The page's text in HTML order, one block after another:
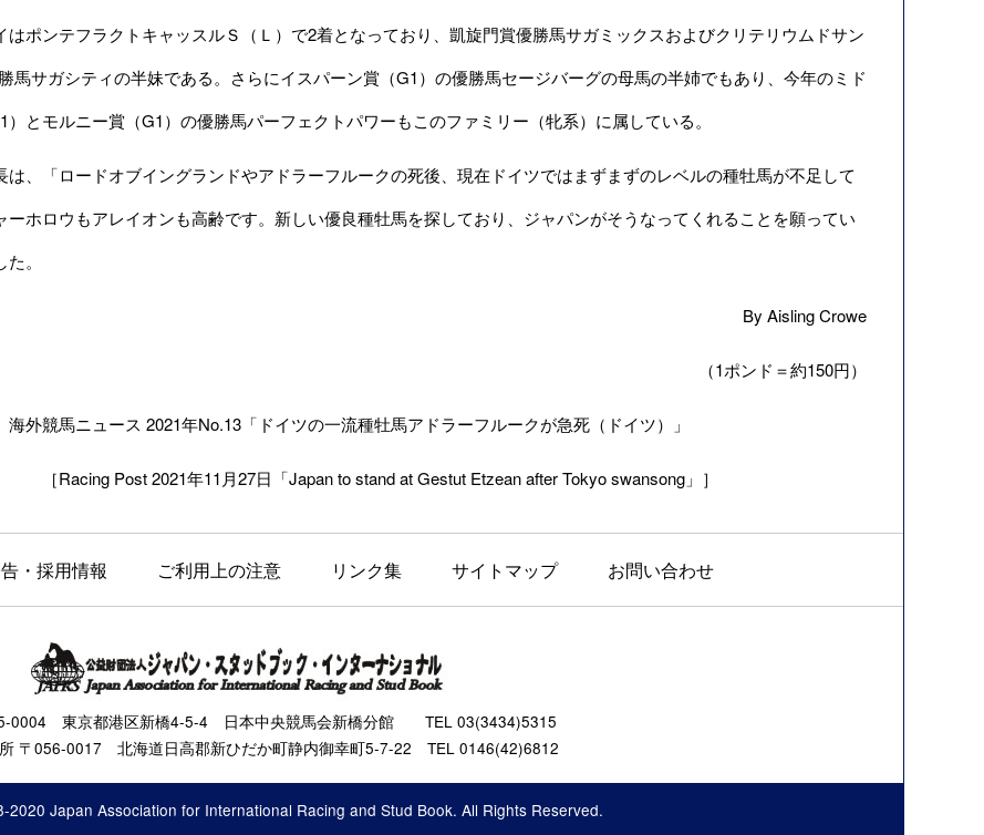
ポンテフラクトキャッスルＳ（Ｌ）で2着となっており、凱旋門賞優勝馬サガミックスおよびクリテリウムドサン
馬サガシティの半妹である。さらにイスパーン賞（G1）の優勝馬セージバーグの母馬の半姉でもあり、今年のミド
）とモルニー賞（G1）の優勝馬パーフェクトパワーもこのファミリー（牝系）に属している。
、「ロードオブイングランドやアドラーフルークの死後、現在ドイツではまずまずのレベルの種牡馬が不足して
ーホロウもアレイオンも高齢です。新しい優良種牡馬を探しており、ジャパンがそうなってくれることを願ってい
。
By Aisling Crowe
（1ポンド＝約150円）
外競馬ニュース 2021年No.13「 ドイツの一流種牡馬アドラーフルークが急死（ドイツ） 」
［Racing Post 2021年11月27日「Japan to stand at Gestut Etzean after Tokyo swansong」］
・採用情報 ご利用上の注意 リンク集 サイトマップ お問い合わせ
0004 東京都港区新橋4-5-4 日本中央競馬会新橋分館 TEL 03(3434)5315
〒056-0017 北海道日高郡新ひだか町静内御幸町5-7-22 TEL 0146(42)6812
Japan Association for International Racing and Stud Book. All Rights Reserved.